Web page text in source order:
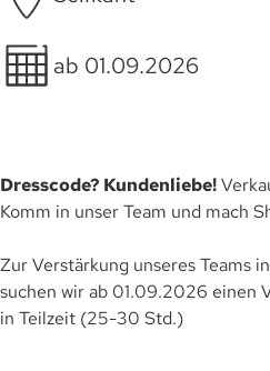
ab 01.09.2026
Dresscode? Kundenliebe!
Komm in unser Team und mach
Zur Verstärkung unseres Teams
suchen wir ab 01.09.2026 einen
in Teilzeit (25-30 Std.)